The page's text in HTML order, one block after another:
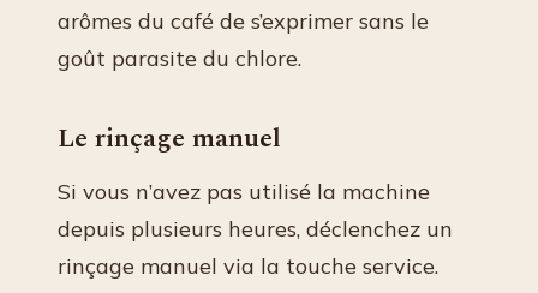
arômes du café de s’exprimer sans le
goût parasite du chlore.
Le rinçage manuel
Si vous n’avez pas utilisé la machine
depuis plusieurs heures, déclenchez un
rinçage manuel via la touche service.